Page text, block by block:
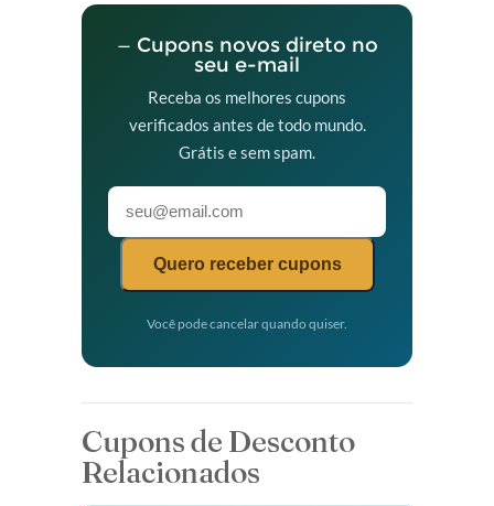
— Cupons novos direto no
seu e-mail
Receba os melhores cupons
verificados antes de todo mundo.
Grátis e sem spam.
Quero receber cupons
Você pode cancelar quando quiser.
Cupons de Desconto
Relacionados